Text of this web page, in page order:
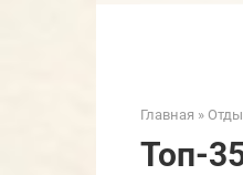
Главная »
Топ-